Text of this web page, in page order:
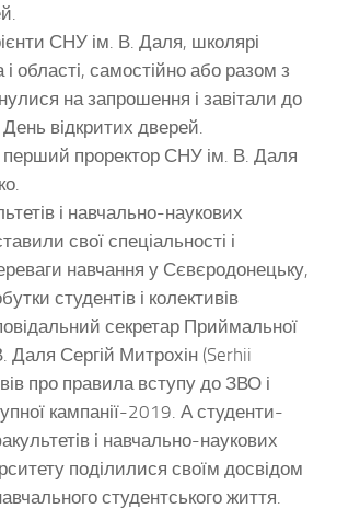
СНУ ім. В. Даля, школярі
області, самостійно або разом з
на запрошення і завітали до
відкритих дверей.
перший проректор СНУ ім. В. Даля
і навчально-наукових
свої спеціальності і
навчання у Сєвєродонецьку,
студентів і колективів
секретар Приймальної
Даля Сергій Митрохін (Serhii
про правила вступу до ЗВО і
кампанії-2019. А студенти-
і навчально-наукових
поділилися своїм досвідом
студентського життя.